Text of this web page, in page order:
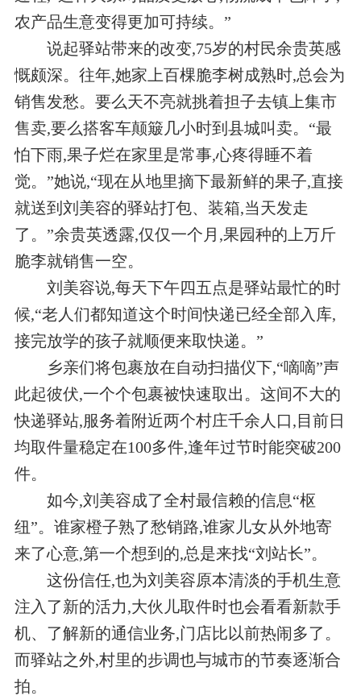
农产品生意变得更加可持续。”
说起驿站带来的改变,75岁的村民余贵英感
慨颇深。往年,她家上百棵脆李树成熟时,总会为
销售发愁。要么天不亮就挑着担子去镇上集市
售卖,要么搭客车颠簸几小时到县城叫卖。“最
怕下雨,果子烂在家里是常事,心疼得睡不着
觉。”她说,“现在从地里摘下最新鲜的果子,直接
就送到刘美容的驿站打包、装箱,当天发走
了。”余贵英透露,仅仅一个月,果园种的上万斤
脆李就销售一空。
刘美容说,每天下午四五点是驿站最忙的时
候,“老人们都知道这个时间快递已经全部入库,
接完放学的孩子就顺便来取快递。”
乡亲们将包裹放在自动扫描仪下,“嘀嘀”声
此起彼伏,一个个包裹被快速取出。这间不大的
快递驿站,服务着附近两个村庄千余人口,目前日
均取件量稳定在100多件,逢年过节时能突破200
件。
如今,刘美容成了全村最信赖的信息“枢
纽”。谁家橙子熟了愁销路,谁家儿女从外地寄
来了心意,第一个想到的,总是来找“刘站长”。
这份信任,也为刘美容原本清淡的手机生意
注入了新的活力,大伙儿取件时也会看看新款手
机、了解新的通信业务,门店比以前热闹多了。
而驿站之外,村里的步调也与城市的节奏逐渐合
拍。